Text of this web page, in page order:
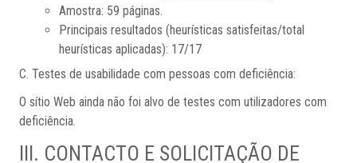
Amostra: 59 páginas.
Principais resultados (heurísticas satisfeitas/total
heurísticas aplicadas): 17/17
C. Testes de usabilidade com pessoas com deficiência:
O sítio Web ainda não foi alvo de testes com utilizadores com
deficiência.
III. CONTACTO E SOLICITAÇÃO DE